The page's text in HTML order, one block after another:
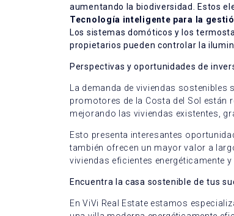
aumentando la biodiversidad. Estos
Tecnología inteligente para la
Los sistemas domóticos y los
propietarios pueden controlar la
Perspectivas y oportunidades de
La demanda de viviendas
promotores de la Costa del Sol están
mejorando las viviendas existentes,
Esto presenta interesantes
también ofrecen un mayor valor a
viviendas eficientes energéticamente
Encuentra la casa sostenible de tus
En ViVi Real Estate estamos